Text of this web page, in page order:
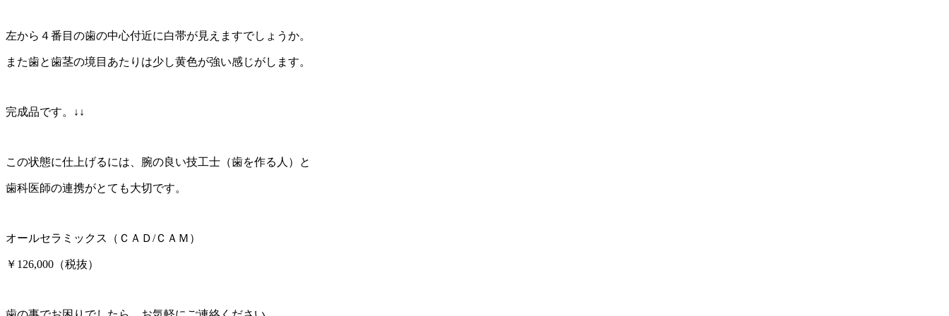
左から４番目の歯の中心付近に白帯が見えますでしょうか。
また歯と歯茎の境目あたりは少し黄色が強い感じがします。
完成品です。↓↓
この状態に仕上げるには、腕の良い技工士（歯を作る人）と
歯科医師の連携がとても大切です。
オールセラミックス（ＣＡＤ/ＣＡＭ）
￥126,000（税抜）